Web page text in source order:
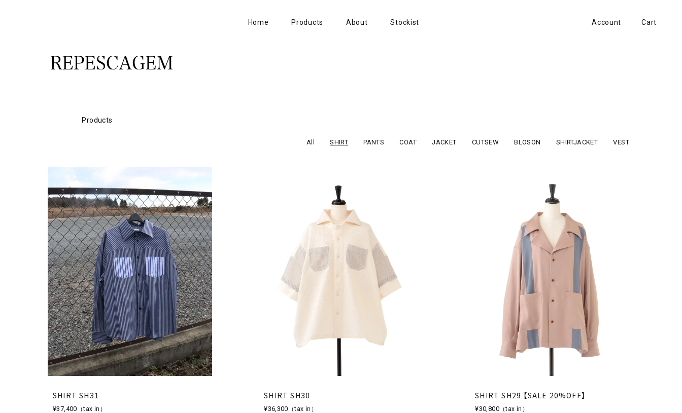
Home Products About Stockist Account Cart
Products
All SHIRT PANTS COAT JACKET CUTSEW BLOSON SHIRTJACKET VEST
SHIRT SH31
¥37,400 （tax in）
SHIRT SH30
¥36,300 （tax in）
SHIRT SH29 【SALE 20%OFF】
¥30,800（tax in）